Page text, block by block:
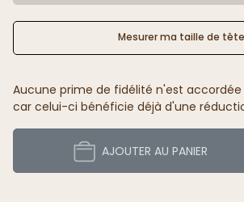
Mesurer ma taille de tête
Aucune prime de fidélité n'est
car celui-ci bénéficie déjà d'une
AJOUTER AU PANIER